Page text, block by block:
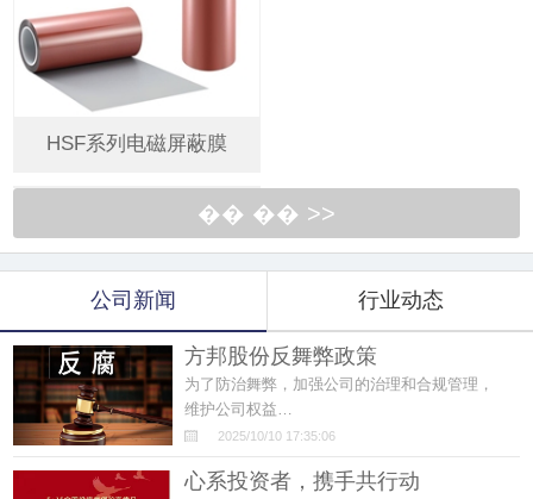
HSF系列电磁屏蔽膜
�� �� >>
公司新闻 行业动态
方邦股份反舞弊政策
为了防治舞弊，加强公司的治理和合规管理，
维护公司权益…
2025/10/10 17:35:06
心系投资者，携手共行动